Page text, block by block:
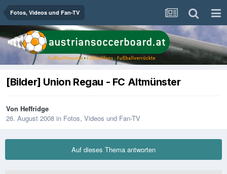
Fotos, Videos und Fan-TV
[Bilder] Union Regau - FC Altmünster
Von Heffridge
26. August 2008 in Fotos, Videos und Fan-TV
Auf dieses Thema antworten